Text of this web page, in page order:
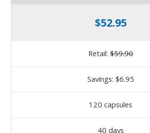
$52.95
Retail:$59.90
Savings: $6.95
120 capsules
40 days